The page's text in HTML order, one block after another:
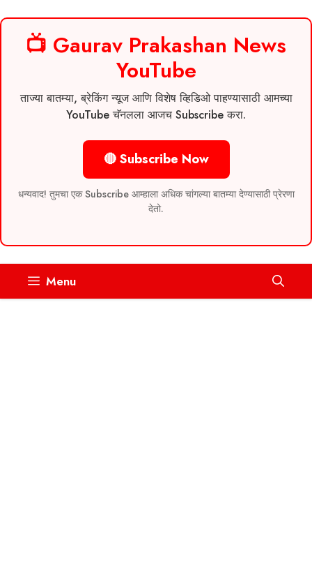
📺 Gaurav Prakashan News
YouTube
ताज्या बातम्या, ब्रेकिंग न्यूज आणि विशेष व्हिडिओ पाहण्यासाठी आमच्या
YouTube चॅनलला आजच Subscribe करा.
🔴 Subscribe Now
धन्यवाद! तुमचा एक Subscribe आम्हाला अधिक चांगल्या बातम्या देण्यासाठी प्रेरणा
देतो.
Menu